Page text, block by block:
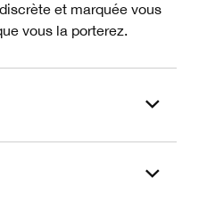
et marquée vous
vous la porterez.